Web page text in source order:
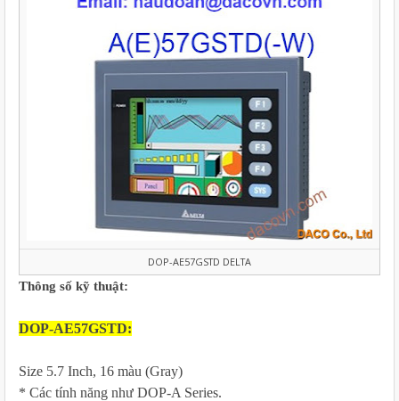
DOP-AE57GSTD DELTA
Thông số kỹ thuật:
DOP-AE57GSTD:
Size 5.7 Inch, 16 màu (Gray)
* Các tính năng như DOP-A Series.